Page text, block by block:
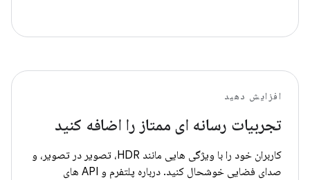
افزایش دهید
تجربیات رسانه ای ممتاز را اضافه کنید
کاربران خود را با ویژگی هایی مانند HDR، تصویر در تصویر، و
صدای فضایی خوشحال کنید. درباره پلتفرم و API های